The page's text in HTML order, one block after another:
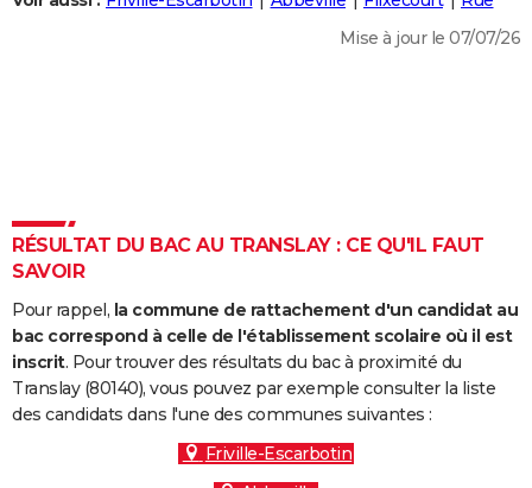
DICTIONNAIRE
Dictionnaire
Biographies
Citations
Expressions
Proverbes
PROGRAMME TV
COPAINS D'AVANT
S'inscrire
Se connecter
Lycées
Collèges
Primaires
Universités
Entreprises
Service militaire
Avis de recherche
AVIS DE DÉCÈS
FORUM
Mise à jour le 07/07/26
RÉSULTAT DU BAC AU TRANSLAY : CE QU'IL FAUT
SAVOIR
Pour rappel, la commune de rattachement d'un candidat au
bac correspond à celle de l'établissement scolaire où il est
inscrit. Pour trouver des résultats du bac à proximité du
Translay (80140), vous pouvez par exemple consulter la liste
des candidats dans l'une des communes suivantes :
Friville-Escarbotin